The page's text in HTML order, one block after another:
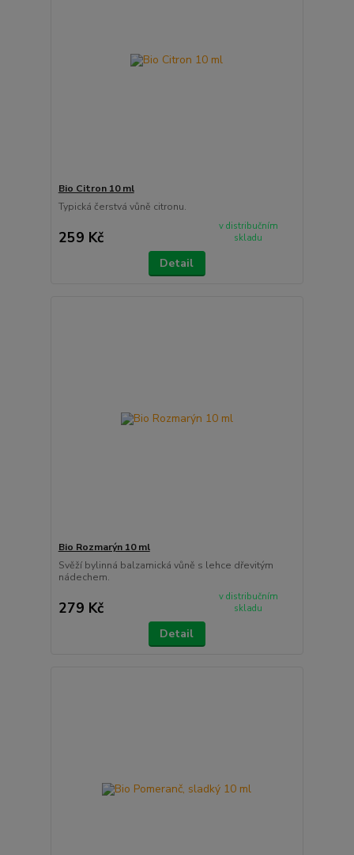
Bio Citron 10 ml
Typická čerstvá vůně citronu.
259 Kč
v distribučním
skladu
Detail
Bio Rozmarýn 10 ml
Svěží bylinná balzamická vůně s lehce dřevitým
nádechem.
279 Kč
v distribučním
skladu
Detail